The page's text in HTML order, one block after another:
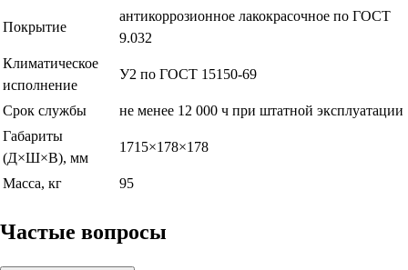
Покрытие
антикоррозионное лакокрасочное по ГОСТ
9.032
Климатическое
исполнение
У2 по ГОСТ 15150-69
Срок службы
не менее 12 000 ч при штатной эксплуатации
Габариты
(Д×Ш×В), мм
1715×178×178
Масса, кг 95
Частые вопросы